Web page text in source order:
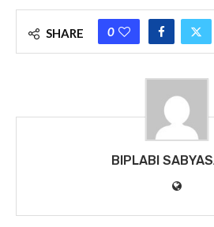
SHARE 0
BIPLABI